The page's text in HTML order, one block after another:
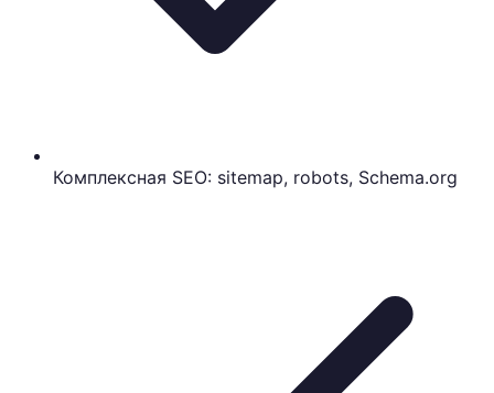
Комплексная SEO: sitemap, robots, Schema.org